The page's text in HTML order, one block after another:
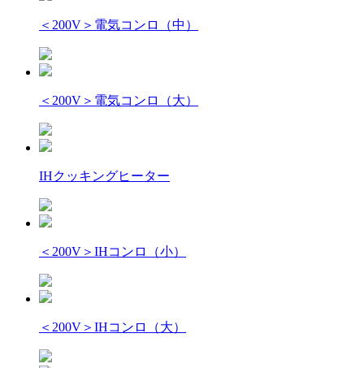
＜200V＞電気コンロ（中）
＜200V＞電気コンロ（大）
IHクッキングヒーター
＜200V＞IHコンロ（小）
＜200V＞IHコンロ（大）